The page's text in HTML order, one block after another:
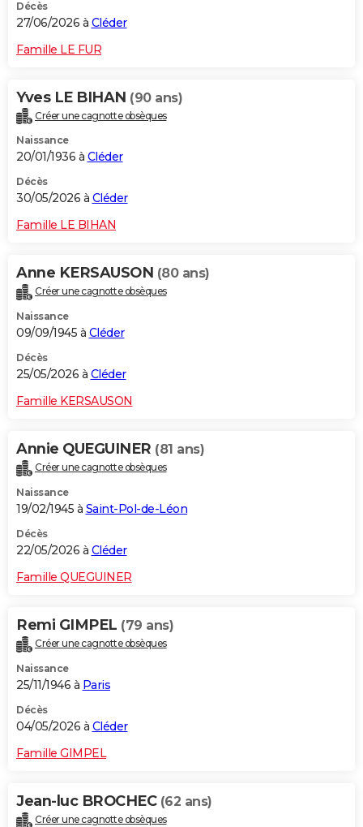
Décès
27/06/2026 à Cléder
Famille LE FUR
Yves LE BIHAN (90 ans)
Créer une cagnotte obsèques
Naissance
20/01/1936 à Cléder
Décès
30/05/2026 à Cléder
Famille LE BIHAN
Anne KERSAUSON (80 ans)
Créer une cagnotte obsèques
Naissance
09/09/1945 à Cléder
Décès
25/05/2026 à Cléder
Famille KERSAUSON
Annie QUEGUINER (81 ans)
Créer une cagnotte obsèques
Naissance
19/02/1945 à Saint-Pol-de-Léon
Décès
22/05/2026 à Cléder
Famille QUEGUINER
Remi GIMPEL (79 ans)
Créer une cagnotte obsèques
Naissance
25/11/1946 à Paris
Décès
04/05/2026 à Cléder
Famille GIMPEL
Jean-luc BROCHEC (62 ans)
Créer une cagnotte obsèques